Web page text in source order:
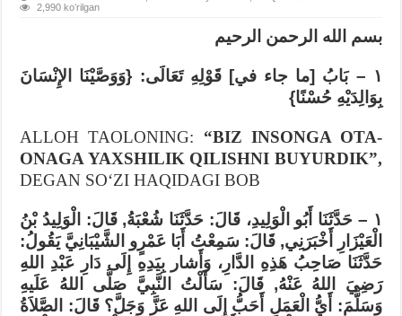
2,990 koʻrilgan
بسم الله الرحمن الرحيم
١ – بَابُ [ما جاء في] قَوْلِهِ تَعَالَى: {وَوَصَّيْنَا الإِنْسَانَ
بِوَالِدَيْهِ حُسْنًا}
ALLOH TAOLONING: “BIZ INSONGA OTA-
ONAGA YAXSHILIK QILISHNI BUYURDIK”,
DEGAN SOʻZI HAQIDAGI BOB
١ – حَدَّثَنَا أَبُو الْوَلِيدِ، قَالَ: حَدَّثَنَا شُعْبَةُ, قَالَ: الْوَلِيدُ بْنُ
الْعَيْزَارِ أَخْبَرَنِي, قَالَ: سَمِعْتُ أَبَا عَمْرٍو الشَّيْبَانِيَّ يَقُولُ:
حَدَّثَنَا صَاحِبُ هَذِهِ الدَّارِ، وَأَشار بِيَدِهِ إِلَى دَارِ عَبْدِ اللهِ
رَضِيَ اللهُ عَنْهُ, قَالَ: سَأَلْتُ النَّبِيَّ صَلَّى اللهُ عَلَيهِ
وَسَلَّمَ: أَيُّ الْعَمَلِ أَحَبُّ إِلَى اللهِ عَزَّ وَجَلَّ؟ قَالَ: الصَّلاَةُ